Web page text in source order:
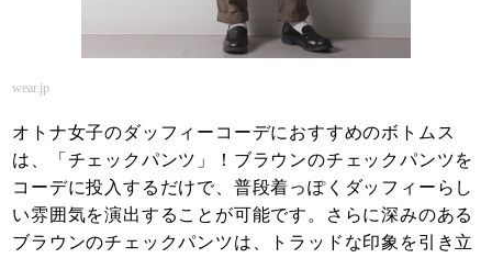
wear.jp
オトナ女子のダッフィーコーデにおすすめのボトムス
は、「チェックパンツ」！ブラウンのチェックパンツを
コーデに投入するだけで、普段着っぽくダッフィーらし
い雰囲気を演出することが可能です。さらに深みのある
ブラウンのチェックパンツは、トラッドな印象を引き立